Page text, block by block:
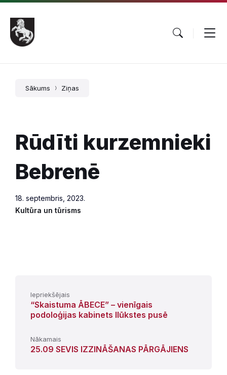
Pāriet
saturu
Skip
main
navigation
Skip
footer
Sākums Ziņas
Rūdīti kurzemnieki
Bebrenē
18. septembris, 2023.
Kultūra un tūrisms
Iepriekšējais
“Skaistuma ĀBECE” – vienīgais
podoloģijas kabinets Ilūkstes pusē
Nākamais
25.09 SEVIS IZZINĀŠANAS PĀRGĀJIENS